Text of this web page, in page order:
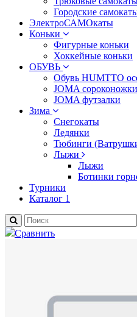
Городские
ЭлектроСАМОкаты
Коньки
Фигурные коньки
Хоккейные коньки
ОБУВЬ
Обувь HUMTTO
JOMA сороконожки
JOMA футзалки
Зима
Снегокаты
Ледянки
Тюбинги
Лыжи
Лыжи
Ботинки
Турники
Каталог 1
Сравнить